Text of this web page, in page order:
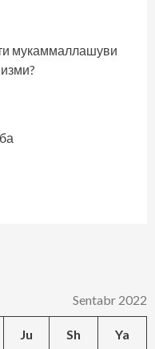
мукаммаллашуви
Sentabr 2022
Ju Sh Ya